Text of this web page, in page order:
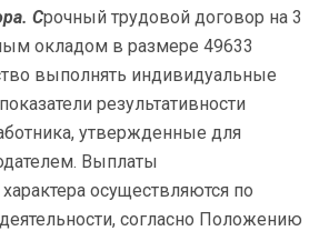
Срочный трудовой договор на 3
окладом в размере 49633
выполнять индивидуальные
результативности
утвержденные для
Выплаты
осуществляются по
согласно Положению